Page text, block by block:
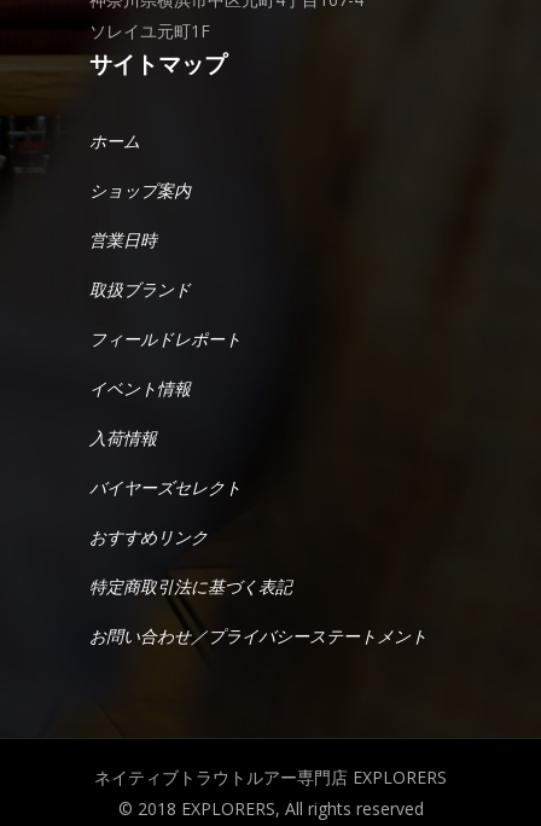
ソレイユ元町1F
サイトマップ
ホーム
ショップ案内
営業日時
取扱ブランド
フィールドレポート
イベント情報
入荷情報
バイヤーズセレクト
おすすめリンク
特定商取引法に基づく表記
お問い合わせ／プライバシーステートメント
ネイティブトラウトルアー専門店 EXPLORERS
© 2018 EXPLORERS, All rights reserved